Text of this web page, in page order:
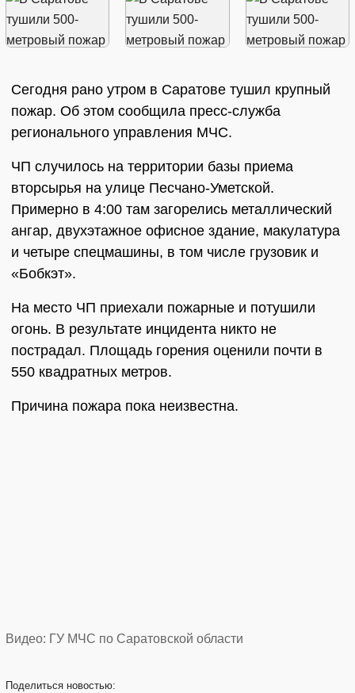
Сегодня рано утром в Саратове тушил крупный
пожар. Об этом сообщила пресс-служба
регионального управления МЧС.
ЧП случилось на территории базы приема
вторсырья на улице Песчано-Уметской.
Примерно в 4:00 там загорелись металлический
ангар, двухэтажное офисное здание, макулатура
и четыре спецмашины, в том числе грузовик и
«Бобкэт».
На место ЧП приехали пожарные и потушили
огонь. В результате инцидента никто не
пострадал. Площадь горения оценили почти в
550 квадратных метров.
Причина пожара пока неизвестна.
Видео: ГУ МЧС по Саратовской области
Поделиться новостью: